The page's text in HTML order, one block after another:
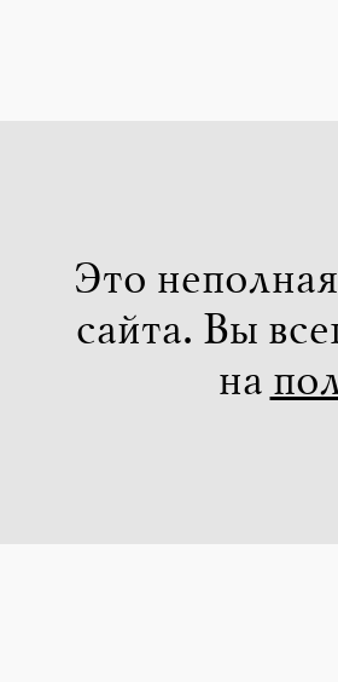
Это
сайта. Вы
на